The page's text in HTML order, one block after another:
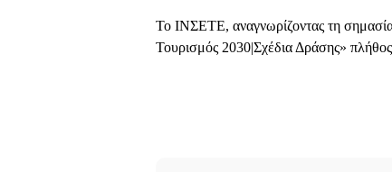
Το ΙΝΣΕΤΕ, αναγνωρίζοντας τη
Τουρισμός 2030|Σχέδια Δράσης»